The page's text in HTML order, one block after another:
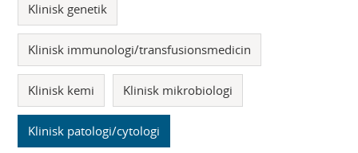
Klinisk genetik
Klinisk immunologi/transfusionsmedicin
Klinisk kemi Klinisk mikrobiologi
Klinisk patologi/cytologi